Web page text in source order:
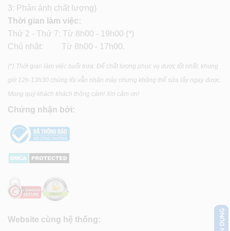
3: Phản ánh chất lượng)
Thời gian làm việc:
Thứ 2 - Thứ 7: Từ 8h00 - 19h00 (*)
Chủ nhật: Từ 8h00 - 17h00.
(*) Thời gian làm việc buổi trưa: Để chất lượng phục vụ được tốt nhất, khung
giờ 12h-13h30 chúng tôi vẫn nhận máy nhưng không thể sửa lấy ngay được.
Mong quý khách khách thông cảm! Xin cảm ơn!
Chứng nhận bởi:
Website cùng hệ thống: